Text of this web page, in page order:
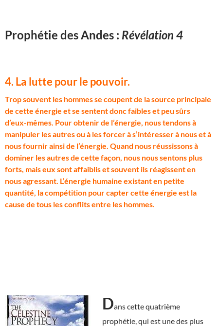
Prophétie des Andes : Révélation 4
4. La lutte pour le pouvoir.
Trop souvent les hommes se coupent de la source principale
de cette énergie et se sentent donc faibles et peu sûrs
d’eux-mêmes. Pour obtenir de l’énergie, nous tendons à
manipuler les autres ou à les forcer à s’intéresser à nous et à
nous fournir ainsi de l’énergie. Quand nous réussissons à
dominer les autres de cette façon, nous nous sentons plus
forts, mais eux sont affaiblis et souvent ils réagissent en
nous agressant. L’énergie humaine existant en petite
quantité, la compétition pour capter cette énergie est la
cause de tous les conflits entre les hommes.
Dans cette quatrième
prophétie, qui est une des plus